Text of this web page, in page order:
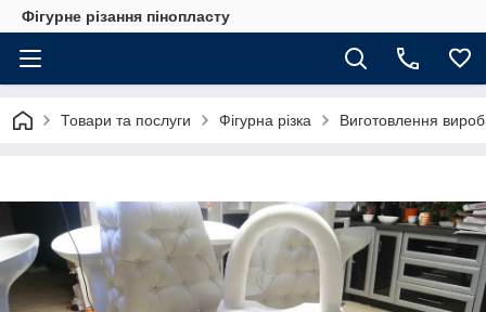
Фігурне різання пінопласту
Товари та послуги Фігурна різка Виготовлення